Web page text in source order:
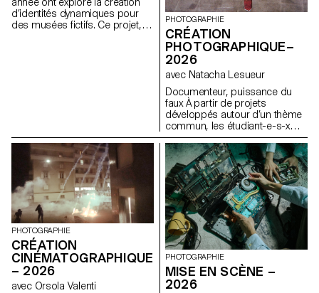
cartes de visite ainsi qu'une
affiche animée.
année ont exploré la création
d’identités dynamiques pour
des musées fictifs. Ce projet,
PHOTOGRAPHIE
CRÉATION
PHOTOGRAPHIQUE–
2026
avec Natacha Lesueur
Documenteur, puissance du
faux À partir de projets
développés autour d’un thème
commun, les étudiant-e-s-x
développent un travail
personnel et approfondi autour
de la thématique du faux-
semblant. Iels construisent un
projet qui joue avec les limites
de la véracité de la
photographie et l'utilisant
comme artifice du mensonge.
PHOTOGRAPHIE
CRÉATION
CINÉMATOGRAPHIQUE
– 2026
avec Orsola Valenti
PHOTOGRAPHIE
MISE EN SCÈNE –
2026